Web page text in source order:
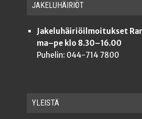
JAKE­LU­HÄI­RIÖT
Jakeluhäiriöilmoitukset
ma–pe klo 8.30–16.00
Puhelin: 044-714 7800
YLEISTÄ